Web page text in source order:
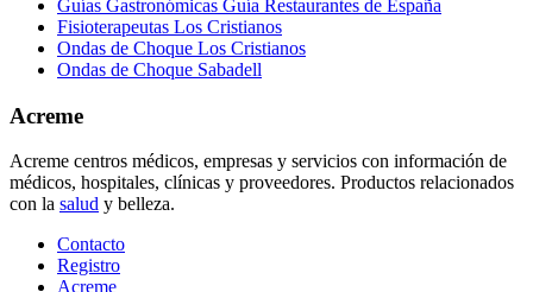
Guías Gastronómicas Guía Restaurantes de España
Fisioterapeutas Los Cristianos
Ondas de Choque Los Cristianos
Ondas de Choque Sabadell
Acreme
Acreme centros médicos, empresas y servicios con información de
médicos, hospitales, clínicas y proveedores. Productos relacionados
con la salud y belleza.
Contacto
Registro
Acreme